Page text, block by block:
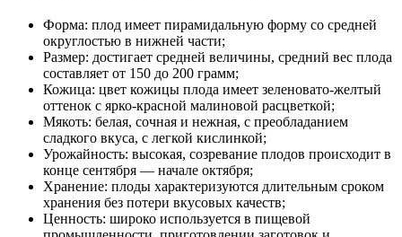
Форма: плод имеет пирамидальную форму со средней
округлостью в нижней части;
Размер: достигает средней величины, средний вес плода
составляет от 150 до 200 грамм;
Кожица: цвет кожицы плода имеет зеленовато-желтый
оттенок с ярко-красной малиновой расцветкой;
Мякоть: белая, сочная и нежная, с преобладанием
сладкого вкуса, с легкой кислинкой;
Урожайность: высокая, созревание плодов происходит в
конце сентября — начале октября;
Хранение: плоды характеризуются длительным сроком
хранения без потери вкусовых качеств;
Ценность: широко используется в пищевой